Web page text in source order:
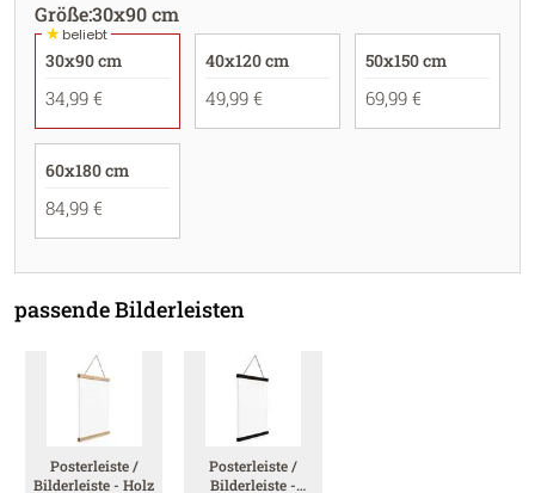
Größe:30x90 cm
★beliebt
30x90 cm
34,99 €
40x120 cm
49,99 €
50x150 cm
69,99 €
60x180 cm
84,99 €
passende Bilderleisten
Posterleiste /
Bilderleiste - Holz
Posterleiste /
Bilderleiste -